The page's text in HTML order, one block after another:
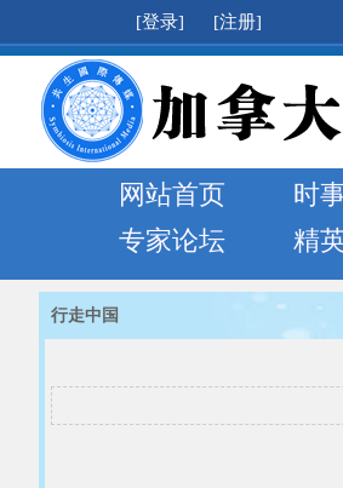
[登录] [注册]
网站首页 时
专家论坛
精
行走中国